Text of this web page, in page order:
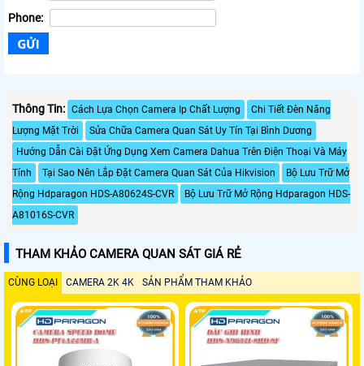
Phone:
Thông Tin: Cách Lựa Chọn Camera Ip Chất Lượng
Chi Tiết Đèn Năng
Lượng Mặt Trời
Sửa Chữa Camera Quan Sát Uy Tín Tại Bình Dương
Hướng Dẫn Cài Đặt Ứng Dụng Xem Camera Dahua Trên Điện Thoại Và Máy
Tính
Tại Sao Nên Lắp Đặt Camera Quan Sát Của Hikvision
Bộ Lưu Trữ Mở
Rộng Hdparagon HDS-A80624S-CVR
Bộ Lưu Trữ Mở Rộng Hdparagon HDS-
A81016S-CVR
THAM KHẢO CAMERA QUAN SÁT GIÁ RẺ
CÙNG LOẠI CAMERA 2K 4K SẢN PHẨM THAM KHẢO